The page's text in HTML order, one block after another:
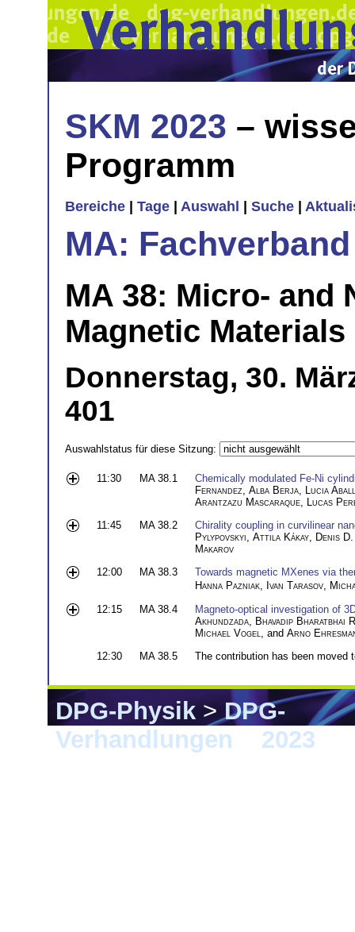
SKM 2023 –
Programm
Bereiche Tage Auswahl Suche
MA:
MA 38: Micro- and
Magnetic Materials
Donnerstag, 30.
401
Auswahlstatus für diese Sitzung:
11:30 MA 38.1
Chemically modulated Fe-Ni
Fernandez Alba Berja Lucia
Arantzazu Mascaraque Lucas
11:45
MA 38.2
Chirality coupling in curvilinear
Pylypovskyi Attila Kákay Denis
Makarov
12:00
MA 38.3
Towards magnetic MXenes via
Hanna Pazniak, Ivan Tarasov,
12:15
MA 38.4
Magneto-optical investigation of
Akhundzada Bhavadip Bharatbhai
Michael Vogel
, and Arno
12:30
MA 38.5 The contribution has been moved
DPG-Physik>DPG-
Verhandlungen
2023